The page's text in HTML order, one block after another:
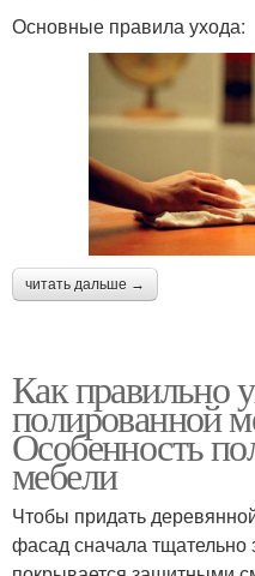
Основные правила ухода:
читать дальше →
Как правильно
полированной
Особенность
мебели
Чтобы придать
фасад сначала тщательно